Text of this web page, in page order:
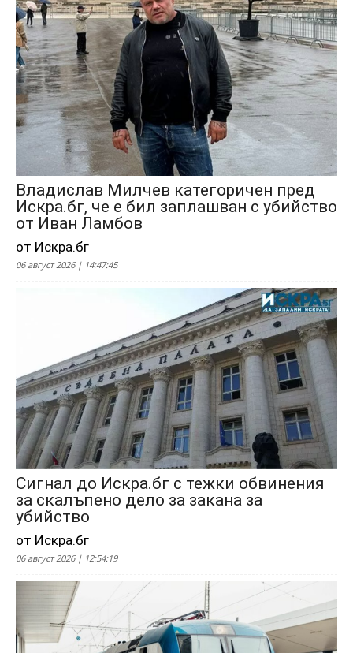
Владислав Милчев категоричен пред
Искра.бг, че е бил заплашван с убийство
от Иван Ламбов
от Искра.бг
06 август 2026 | 14:47:45
Сигнал до Искра.бг с тежки обвинения
за скалъпено дело за закана за
убийство
от Искра.бг
06 август 2026 | 12:54:19